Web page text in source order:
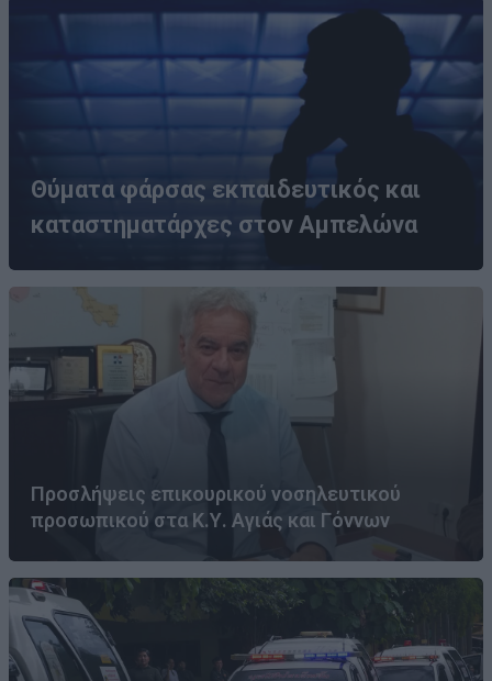
Θύματα φάρσας εκπαιδευτικός και
καταστηματάρχες στον Αμπελώνα
Προσλήψεις επικουρικού νοσηλευτικού
προσωπικού στα Κ.Υ. Αγιάς και Γόννων